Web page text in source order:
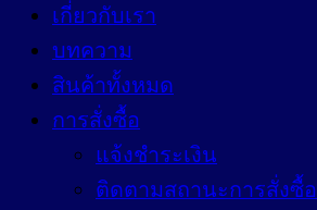
เกี่ยวกับเรา
บทความ
สินค้าทั้งหมด
การสั่งซื้อ
แจ้งชำระเงิน
ติดตามสถานะการสั่งซื้อ